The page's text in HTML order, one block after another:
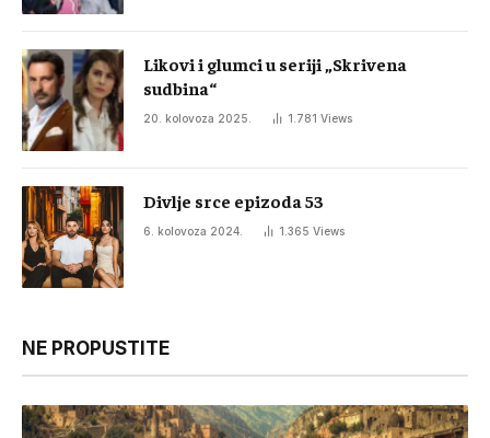
Likovi i glumci u seriji „Skrivena
sudbina“
20. kolovoza 2025. 1.781 Views
Divlje srce epizoda 53
6. kolovoza 2024. 1.365 Views
NE PROPUSTITE